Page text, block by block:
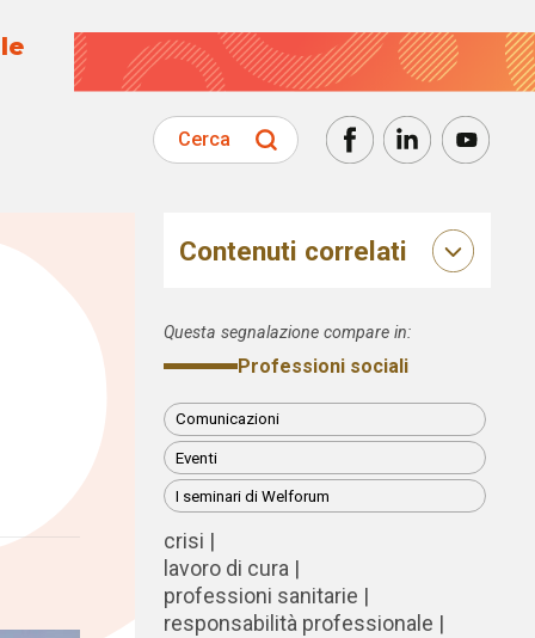
Cerca
Contenuti correlati
Questa segnalazione compare in:
Professioni sociali
Comunicazioni
Eventi
I seminari di Welforum
crisi
lavoro di cura
professioni sanitarie
responsabilità professionale